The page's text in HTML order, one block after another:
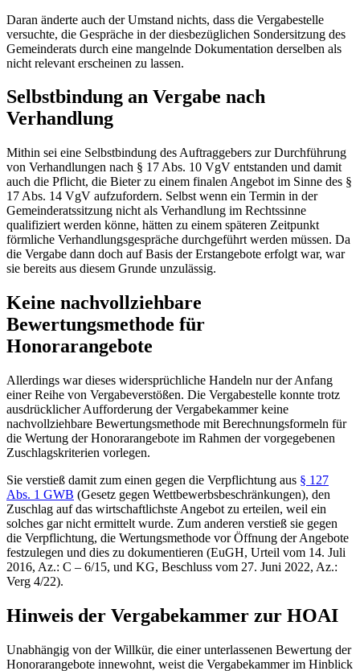
Daran änderte auch der Umstand nichts, dass die Vergabestelle
versuchte, die Gespräche in der diesbezüglichen Sondersitzung des
Gemeinderats durch eine mangelnde Dokumentation derselben als
nicht relevant erscheinen zu lassen.
Selbstbindung an Vergabe nach
Verhandlung
Mithin sei eine Selbstbindung des Auftraggebers zur Durchführung
von Verhandlungen nach § 17 Abs. 10 VgV entstanden und damit
auch die Pflicht, die Bieter zu einem finalen Angebot im Sinne des §
17 Abs. 14 VgV aufzufordern. Selbst wenn ein Termin in der
Gemeinderatssitzung nicht als Verhandlung im Rechtssinne
qualifiziert werden könne, hätten zu einem späteren Zeitpunkt
förmliche Verhandlungsgespräche durchgeführt werden müssen. Da
die Vergabe dann doch auf Basis der Erstangebote erfolgt war, war
sie bereits aus diesem Grunde unzulässig.
Keine nachvollziehbare
Bewertungsmethode für
Honorarangebote
Allerdings war dieses widersprüchliche Handeln nur der Anfang
einer Reihe von Vergabeverstößen. Die Vergabestelle konnte trotz
ausdrücklicher Aufforderung der Vergabekammer keine
nachvollziehbare Bewertungsmethode mit Berechnungsformeln für
die Wertung der Honorarangebote im Rahmen der vorgegebenen
Zuschlagskriterien vorlegen.
Sie verstieß damit zum einen gegen die Verpflichtung aus § 127
Abs. 1 GWB (Gesetz gegen Wettbewerbsbeschränkungen), den
Zuschlag auf das wirtschaftlichste Angebot zu erteilen, weil ein
solches gar nicht ermittelt wurde. Zum anderen verstieß sie gegen
die Verpflichtung, die Wertungsmethode vor Öffnung der Angebote
festzulegen und dies zu dokumentieren (EuGH, Urteil vom 14. Juli
2016, Az.: C – 6/15, und KG, Beschluss vom 27. Juni 2022, Az.:
Verg 4/22).
Hinweis der Vergabekammer zur HOAI
Unabhängig von der Willkür, die einer unterlassenen Bewertung der
Honorarangebote innewohnt, weist die Vergabekammer im Hinblick